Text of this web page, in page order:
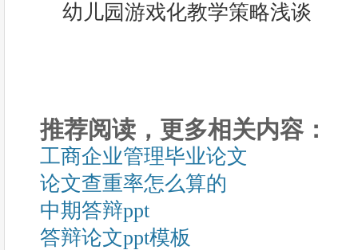
幼儿园游戏化教学策略浅谈
推荐阅读，更多相关内容：
工商企业管理毕业论文
论文查重率怎么算的
中期答辩ppt
答辩论文ppt模板